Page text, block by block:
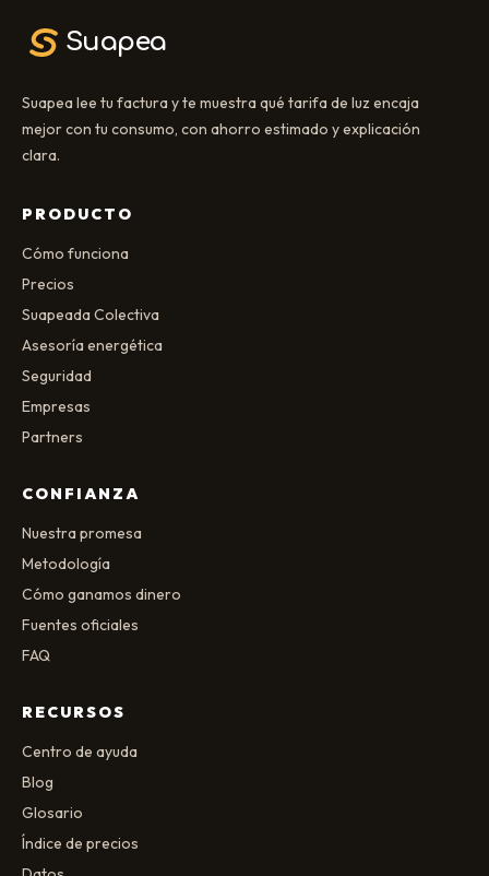
Suapea
Suapea lee tu factura y te muestra qué tarifa de luz encaja
mejor con tu consumo, con ahorro estimado y explicación
clara.
PRODUCTO
Cómo funciona
Precios
Suapeada Colectiva
Asesoría energética
Seguridad
Empresas
Partners
CONFIANZA
Nuestra promesa
Metodología
Cómo ganamos dinero
Fuentes oficiales
FAQ
RECURSOS
Centro de ayuda
Blog
Glosario
Índice de precios